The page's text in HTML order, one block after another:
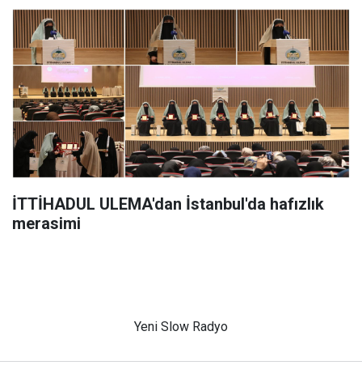
İTTİHADUL ULEMA'dan İstanbul'da hafızlık
merasimi
Yeni Slow Radyo